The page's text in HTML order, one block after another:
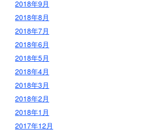
2018年9月
2018年8月
2018年7月
2018年6月
2018年5月
2018年4月
2018年3月
2018年2月
2018年1月
2017年12月